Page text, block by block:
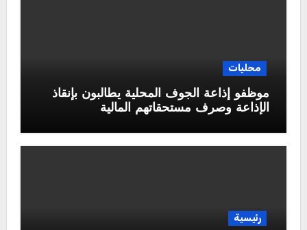
محليات
موظفو إذاعة الجوف المحلية يطالبون بإنقاذ
الإذاعة وصرف مستحقاتهم المالية
رئيسية